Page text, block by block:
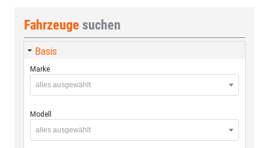
Fahrzeuge suchen
Basis
Marke
alles ausgewählt
Modell
alles ausgewählt